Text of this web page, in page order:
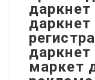
даркнет
маркет